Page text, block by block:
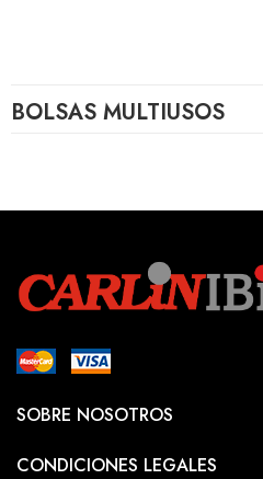
BOLSAS MULTIUSOS
SOBRE NOSOTROS
CONDICIONES LEGALES